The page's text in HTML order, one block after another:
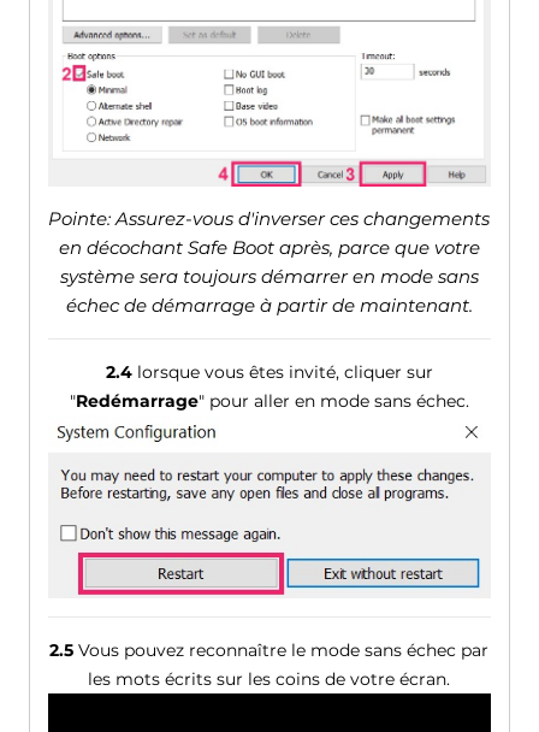
Pointe: Assurez-vous d'inverser ces changements
en décochant Safe Boot après, parce que votre
système sera toujours démarrer en mode sans
échec de démarrage à partir de maintenant.
2.4lorsque vous êtes invité, cliquer sur
"Redémarrage" pour aller en mode sans échec.
2.5 Vous pouvez reconnaître le mode sans échec par
les mots écrits sur les coins de votre écran.